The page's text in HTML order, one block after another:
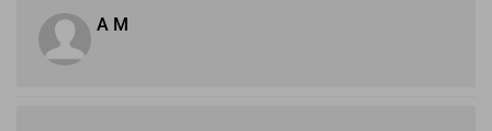
A M